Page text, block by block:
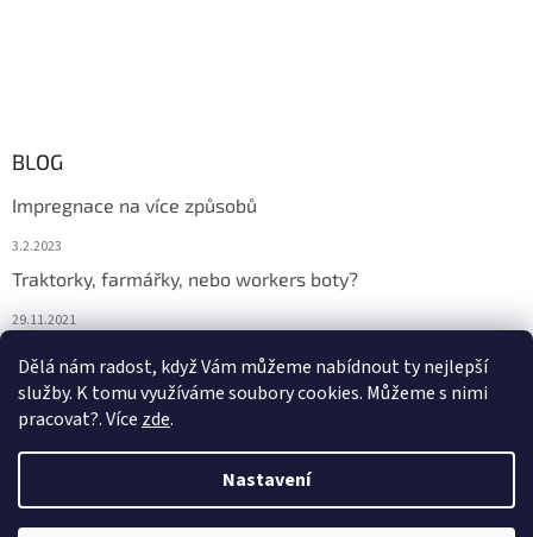
Dělá nám radost, když Vám můžeme nabídnout ty nejlepší
služby. K tomu využíváme soubory cookies. Můžeme s nimi
pracovat?. Více zde.
Nastavení
BLOG
Impregnace na více způsobů
3.2.2023
Traktorky, farmářky, nebo workers boty?
29.11.2021
29.11.2021
Vytvořil Shoptet